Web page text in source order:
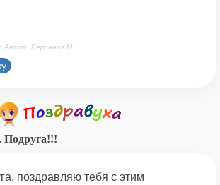
Автор: Берсанов М.
поздравляю тебя с этим